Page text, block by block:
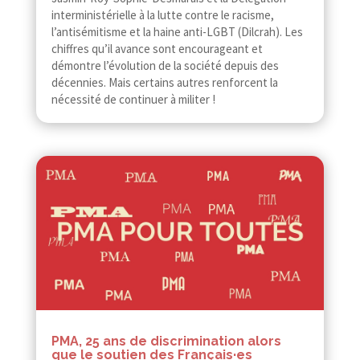
interministérielle à la lutte contre le racisme,
l’antisémitisme et la haine anti-​​LGBT (Dilcrah). Les
chiffres qu’il avance sont encourageant et
démontre l’évolution de la société depuis des
décennies. Mais certains autres renforcent la
nécessité de continuer à militer !
PMA, 25 ans de discrimination alors
que le soutien des Français·es